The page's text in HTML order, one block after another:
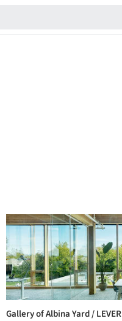
Gallery of Albina Yard /